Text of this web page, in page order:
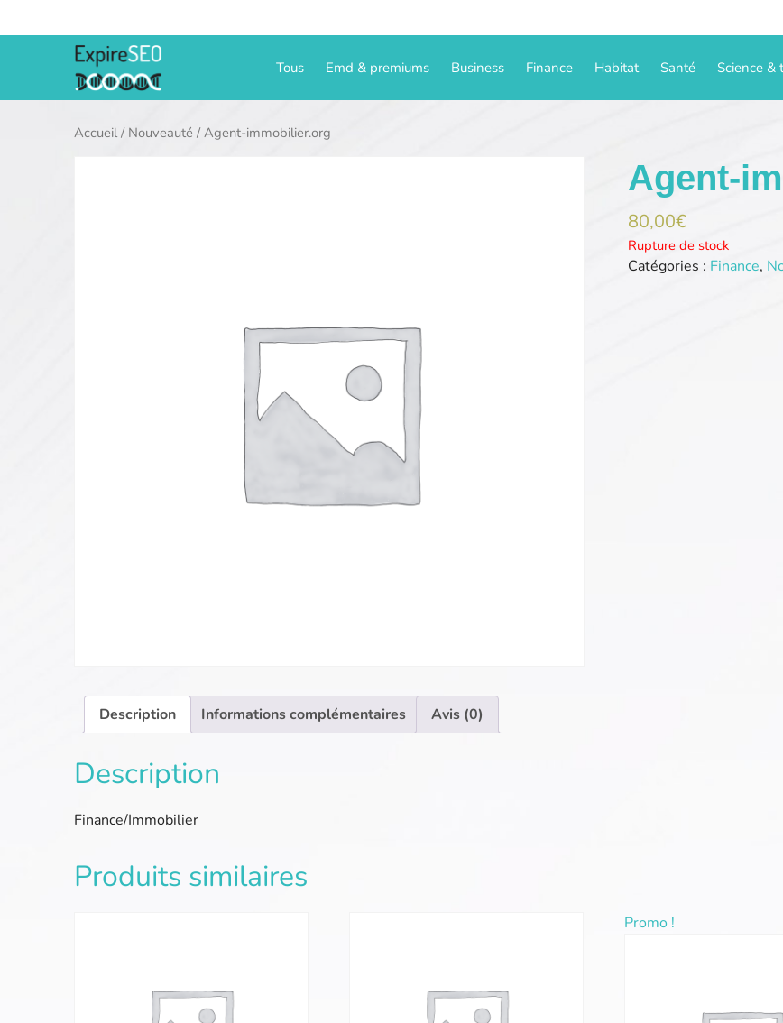
au
Tous Emd & premiums Business Finance Habitat Santé Science &
Accueil/ Nouveauté / Agent-immobilier.org
Agent-
80,00€
Rupture de stock
Catégories : Finance,
Description Informations complémentaires Avis (0)
Description
Finance/Immobilier
Produits similaires
Promo !